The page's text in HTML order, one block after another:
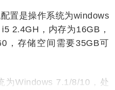
是操作系统为windows
2.4GH，内存为16GB，
，存储空间需要35GB可
Windows 7.1/8/10，处